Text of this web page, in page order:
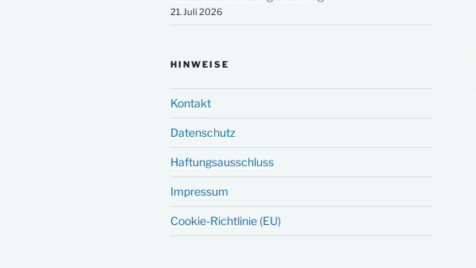
21. Juli 2026
HINWEISE
Kontakt
Datenschutz
Haftungsausschluss
Impressum
Cookie-Richtlinie (EU)